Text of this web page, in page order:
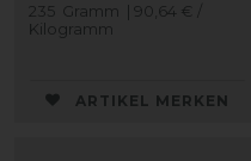
235 Gramm
| 90,64 € /
Kilogramm
ARTIKEL MERKEN